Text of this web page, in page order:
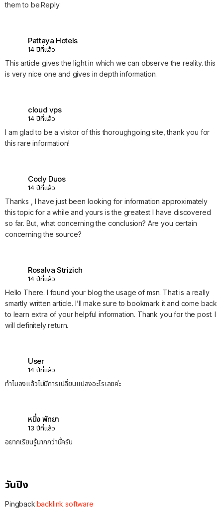
them to be.Reply
Pattaya Hotels
14 ปีที่แล้ว
This article gives the light in which we can observe the reality. this
is very nice one and gives in depth information.
cloud vps
14 ปีที่แล้ว
I am glad to be a visitor of this thoroughgoing site, thank you for
this rare information!
Cody Duos
14 ปีที่แล้ว
Thanks , I have just been looking for information approximately
this topic for a while and yours is the greatest I have discovered
so far. But, what concerning the conclusion? Are you certain
concerning the source?
Rosalva Strizich
14 ปีที่แล้ว
Hello There. I found your blog the usage of msn. That is a really
smartly written article. I’ll make sure to bookmark it and come back
to learn extra of your helpful information. Thank you for the post. I
will definitely return.
User
14 ปีที่แล้ว
ทำไมลงแล้วไม่มีการเปลี่ยนแปลงอะไรเลยค่ะ
หนึ่ง พัทยา
13 ปีที่แล้ว
อยากเรียนรู้มากกว่านี้ครับ
วันปิง
Pingback:backlink software